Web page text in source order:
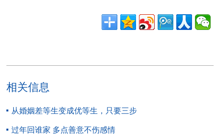
相关信息
从婚姻差等生变成优等生，只要三步
过年回谁家 多点善意不伤感情